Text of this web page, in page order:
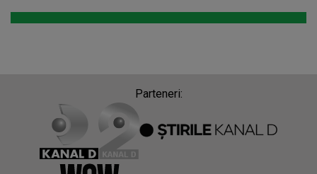
Parteneri: